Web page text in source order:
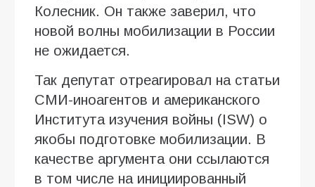
Колесник. Он также заверил, что
новой волны мобилизации в России
не ожидается.
Так депутат отреагировал на статьи
СМИ-иноагентов и американского
Института изучения войны (ISW) о
якобы подготовке мобилизации. В
качестве аргумента они ссылаются
в том числе на инициированный